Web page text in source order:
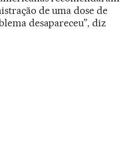
de uma dose de
desapareceu”, diz